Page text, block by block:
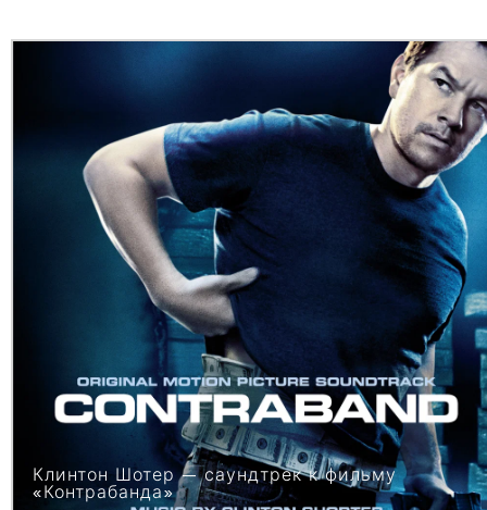
Клинтон Шотер — саундтрек к фильму
«Контрабанда»